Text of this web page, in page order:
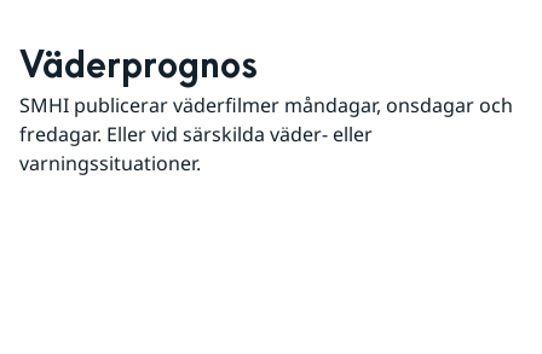
Väderprognos
SMHI publicerar väderfilmer måndagar, onsdagar och
fredagar. Eller vid särskilda väder- eller
varningssituationer.